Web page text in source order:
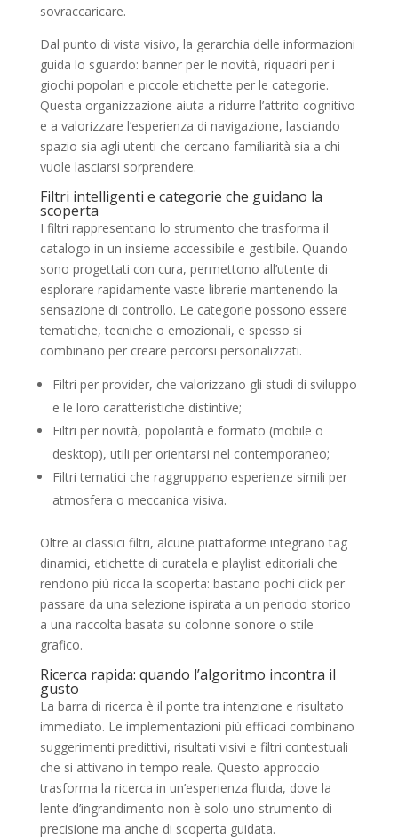
sovraccaricare.
Dal punto di vista visivo, la gerarchia delle informazioni
guida lo sguardo: banner per le novità, riquadri per i
giochi popolari e piccole etichette per le categorie.
Questa organizzazione aiuta a ridurre l’attrito cognitivo
e a valorizzare l’esperienza di navigazione, lasciando
spazio sia agli utenti che cercano familiarità sia a chi
vuole lasciarsi sorprendere.
Filtri intelligenti e categorie che guidano la
scoperta
I filtri rappresentano lo strumento che trasforma il
catalogo in un insieme accessibile e gestibile. Quando
sono progettati con cura, permettono all’utente di
esplorare rapidamente vaste librerie mantenendo la
sensazione di controllo. Le categorie possono essere
tematiche, tecniche o emozionali, e spesso si
combinano per creare percorsi personalizzati.
Filtri per provider, che valorizzano gli studi di sviluppo
e le loro caratteristiche distintive;
Filtri per novità, popolarità e formato (mobile o
desktop), utili per orientarsi nel contemporaneo;
Filtri tematici che raggruppano esperienze simili per
atmosfera o meccanica visiva.
Oltre ai classici filtri, alcune piattaforme integrano tag
dinamici, etichette di curatela e playlist editoriali che
rendono più ricca la scoperta: bastano pochi click per
passare da una selezione ispirata a un periodo storico
a una raccolta basata su colonne sonore o stile
grafico.
Ricerca rapida: quando l’algoritmo incontra il
gusto
La barra di ricerca è il ponte tra intenzione e risultato
immediato. Le implementazioni più efficaci combinano
suggerimenti predittivi, risultati visivi e filtri contestuali
che si attivano in tempo reale. Questo approccio
trasforma la ricerca in un’esperienza fluida, dove la
lente d’ingrandimento non è solo uno strumento di
precisione ma anche di scoperta guidata.